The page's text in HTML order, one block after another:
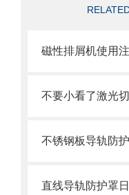
磁性排屑机使用